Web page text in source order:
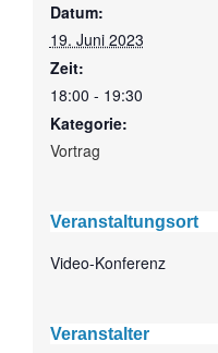
Datum:
19. Juni 2023
Zeit:
18:00 - 19:30
Kategorie:
Vortrag
Veranstaltungsort
Video-Konferenz
Veranstalter